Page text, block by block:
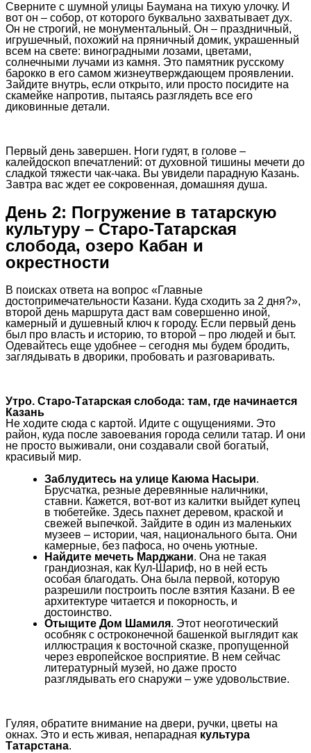
Сверните с шумной улицы Баумана на тихую улочку. И
вот он – собор, от которого буквально захватывает дух.
Он не строгий, не монументальный. Он – праздничный,
игрушечный, похожий на пряничный домик, украшенный
всем на свете: виноградными лозами, цветами,
солнечными лучами из камня. Это памятник русскому
барокко в его самом жизнеутверждающем проявлении.
Зайдите внутрь, если открыто, или просто посидите на
скамейке напротив, пытаясь разглядеть все его
диковинные детали.
Первый день завершен. Ноги гудят, в голове –
калейдоскоп впечатлений: от духовной тишины мечети до
сладкой тяжести чак-чака. Вы увидели парадную Казань.
Завтра вас ждет ее сокровенная, домашняя душа.
День 2: Погружение в татарскую
культуру – Старо-Татарская
слобода, озеро Кабан и
окрестности
В поисках ответа на вопрос «Главные
достопримечательности Казани. Куда сходить за 2 дня?»,
второй день маршрута даст вам совершенно иной,
камерный и душевный ключ к городу. Если первый день
был про власть и историю, то второй – про людей и быт.
Одевайтесь еще удобнее – сегодня мы будем бродить,
заглядывать в дворики, пробовать и разговаривать.
Утро. Старо-Татарская слобода: там, где начинается
Казань
Не ходите сюда с картой. Идите с ощущениями. Это
район, куда после завоевания города селили татар. И они
не просто выживали, они создавали свой богатый,
красивый мир.
Заблудитесь на улице Каюма Насыри.
Брусчатка, резные деревянные наличники,
ставни. Кажется, вот-вот из калитки выйдет купец
в тюбетейке. Здесь пахнет деревом, краской и
свежей выпечкой. Зайдите в один из маленьких
музеев – истории, чая, национального быта. Они
камерные, без пафоса, но очень уютные.
Найдите мечеть Марджани. Она не такая
грандиозная, как Кул-Шариф, но в ней есть
особая благодать. Она была первой, которую
разрешили построить после взятия Казани. В ее
архитектуре читается и покорность, и
достоинство.
Отыщите Дом Шамиля. Этот неоготический
особняк с остроконечной башенкой выглядит как
иллюстрация к восточной сказке, пропущенной
через европейское восприятие. В нем сейчас
литературный музей, но даже просто
разглядывать его снаружи – уже удовольствие.
Гуляя, обратите внимание на двери, ручки, цветы на
окнах. Это и есть живая, непарадная культура
Татарстана.